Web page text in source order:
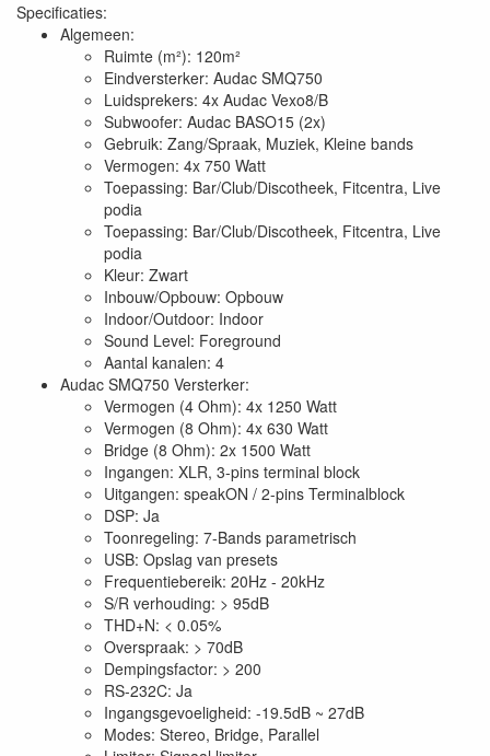
Specificaties:
Algemeen:
Ruimte (m²): 120m²
Eindversterker: Audac SMQ750
Luidsprekers: 4x Audac Vexo8/B
Subwoofer: Audac BASO15 (2x)
Gebruik: Zang/Spraak, Muziek, Kleine bands
Vermogen: 4x 750 Watt
Toepassing: Bar/Club/Discotheek, Fitcentra, Live
podia
Toepassing: Bar/Club/Discotheek, Fitcentra, Live
podia
Kleur: Zwart
Inbouw/Opbouw: Opbouw
Indoor/Outdoor: Indoor
Sound Level: Foreground
Aantal kanalen: 4
Audac SMQ750 Versterker:
Vermogen (4 Ohm): 4x 1250 Watt
Vermogen (8 Ohm): 4x 630 Watt
Bridge (8 Ohm): 2x 1500 Watt
Ingangen: XLR, 3-pins terminal block
Uitgangen: speakON / 2-pins Terminalblock
DSP: Ja
Toonregeling: 7-Bands parametrisch
USB: Opslag van presets
Frequentiebereik: 20Hz - 20kHz
S/R verhouding: > 95dB
THD+N: < 0.05%
Overspraak: > 70dB
Dempingsfactor: > 200
RS-232C: Ja
Ingangsgevoeligheid: -19.5dB ~ 27dB
Modes: Stereo, Bridge, Parallel